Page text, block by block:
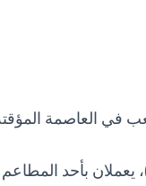
في العاصمة
بأحد المطاعم